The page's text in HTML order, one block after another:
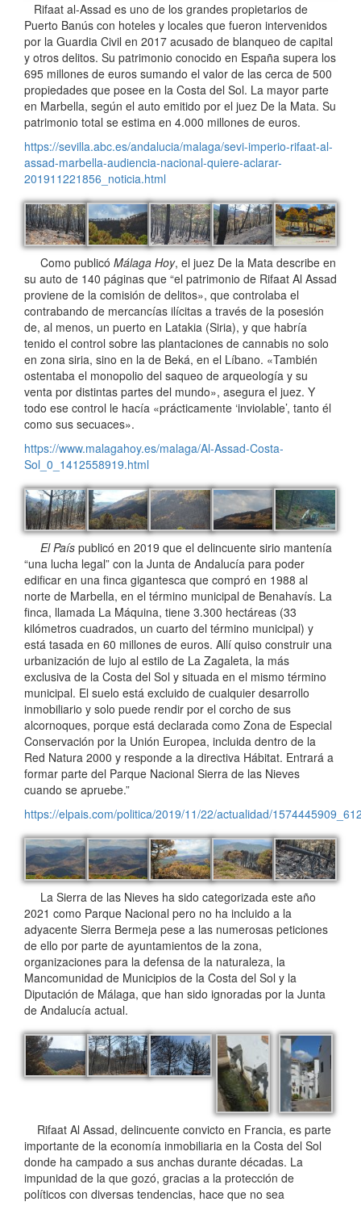
Rifaat al-Assad es uno de los grandes propietarios de
Puerto Banús con hoteles y locales que fueron intervenidos
por la Guardia Civil en 2017 acusado de blanqueo de capital
y otros delitos. Su patrimonio conocido en España supera los
695 millones de euros sumando el valor de las cerca de 500
propiedades que posee en la Costa del Sol. La mayor parte
en Marbella, según el auto emitido por el juez De la Mata. Su
patrimonio total se estima en 4.000 millones de euros.
https://sevilla.abc.es/andalucia/malaga/sevi-imperio-rifaat-al-
assad-marbella-audiencia-nacional-quiere-aclarar-
201911221856_noticia.html
Como publicó Málaga Hoy, el juez De la Mata describe en
su auto de 140 páginas que “el patrimonio de Rifaat Al Assad
proviene de la comisión de delitos», que controlaba el
contrabando de mercancías ilícitas a través de la posesión
de, al menos, un puerto en Latakia (Siria), y que habría
tenido el control sobre las plantaciones de cannabis no solo
en zona siria, sino en la de Beká, en el Líbano. «También
ostentaba el monopolio del saqueo de arqueología y su
venta por distintas partes del mundo», asegura el juez. Y
todo ese control le hacía «prácticamente ‘inviolable’, tanto él
como sus secuaces».
https://www.malagahoy.es/malaga/Al-Assad-Costa-
Sol_0_1412558919.html
El País publicó en 2019 que el delincuente sirio mantenía
“una lucha legal” con la Junta de Andalucía para poder
edificar en una finca gigantesca que compró en 1988 al
norte de Marbella, en el término municipal de Benahavís. La
finca, llamada La Máquina, tiene 3.300 hectáreas (33
kilómetros cuadrados, un cuarto del término municipal) y
está tasada en 60 millones de euros. Allí quiso construir una
urbanización de lujo al estilo de La Zagaleta, la más
exclusiva de la Costa del Sol y situada en el mismo término
municipal. El suelo está excluido de cualquier desarrollo
inmobiliario y solo puede rendir por el corcho de sus
alcornoques, porque está declarada como Zona de Especial
Conservación por la Unión Europea, incluida dentro de la
Red Natura 2000 y responde a la directiva Hábitat. Entrará a
formar parte del Parque Nacional Sierra de las Nieves
cuando se apruebe.”
https://elpais.com/politica/2019/11/22/actualidad/
La Sierra de las Nieves ha sido categorizada este año
2021 como Parque Nacional pero no ha incluido a la
adyacente Sierra Bermeja pese a las numerosas peticiones
de ello por parte de ayuntamientos de la zona,
organizaciones para la defensa de la naturaleza, la
Mancomunidad de Municipios de la Costa del Sol y la
Diputación de Málaga, que han sido ignoradas por la Junta
de Andalucía actual.
Rifaat Al Assad, delincuente convicto en Francia, es parte
importante de la economía inmobiliaria en la Costa del Sol
donde ha campado a sus anchas durante décadas. La
impunidad de la que gozó, gracias a la protección de
políticos con diversas tendencias, hace que no sea